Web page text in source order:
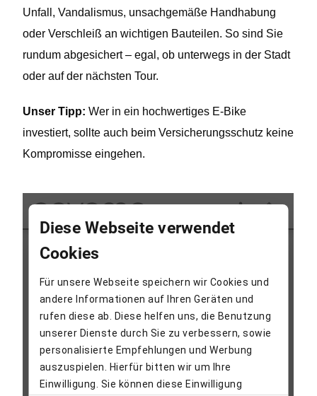
Unfall, Vandalismus, unsachgemäße Handhabung
oder Verschleiß an wichtigen Bauteilen. So sind Sie
rundum abgesichert – egal, ob unterwegs in der Stadt
oder auf der nächsten Tour.
Unser Tipp: Wer in ein hochwertiges E-Bike
investiert, sollte auch beim Versicherungsschutz keine
Kompromisse eingehen.